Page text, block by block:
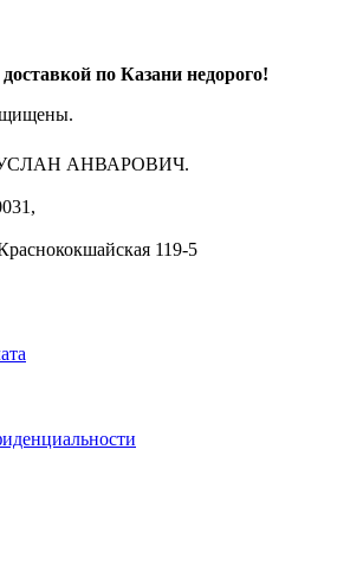
по Казани недорого!
АНВАРОВИЧ.
119-5